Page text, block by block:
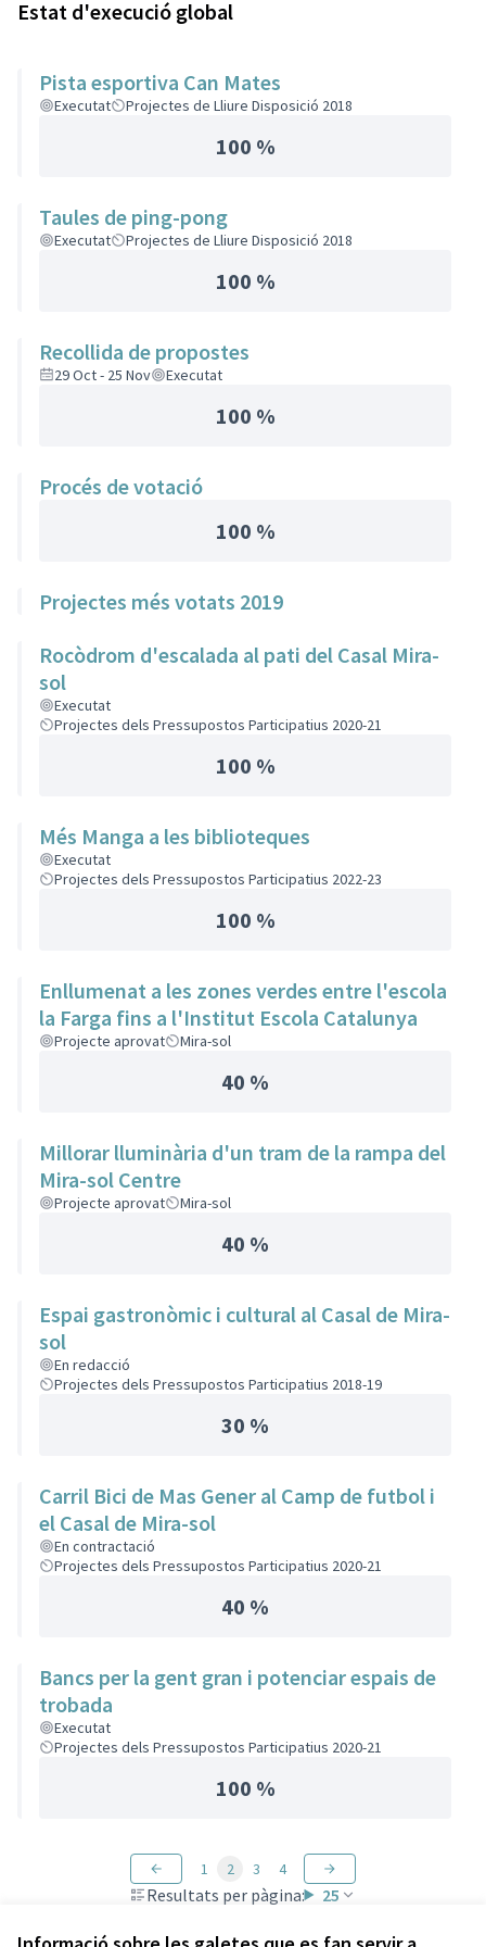
Estat d'execució global
Pista esportiva Can Mates
Executat Projectes de Lliure Disposició 2018
100 %
Taules de ping-pong
Executat Projectes de Lliure Disposició 2018
100 %
Recollida de propostes
29 Oct - 25 Nov Executat
100 %
Procés de votació
100 %
Projectes més votats 2019
Rocòdrom d'escalada al pati del Casal Mira-
sol
Executat
Projectes dels Pressupostos Participatius 2020-21
100 %
Més Manga a les biblioteques
Executat
Projectes dels Pressupostos Participatius 2022-23
100 %
Enllumenat a les zones verdes entre l'escola
la Farga fins a l'Institut Escola Catalunya
Projecte aprovat Mira-sol
40 %
Millorar lluminària d'un tram de la rampa del
Mira-sol Centre
Projecte aprovat Mira-sol
40 %
Espai gastronòmic i cultural al Casal de Mira-
sol
En redacció
Projectes dels Pressupostos Participatius 2018-19
30 %
Carril Bici de Mas Gener al Camp de futbol i
el Casal de Mira-sol
En contractació
Projectes dels Pressupostos Participatius 2020-21
40 %
Bancs per la gent gran i potenciar espais de
trobada
Executat
Projectes dels Pressupostos Participatius 2020-21
100 %
Resultats per pàgina: 25
1 2 3 4